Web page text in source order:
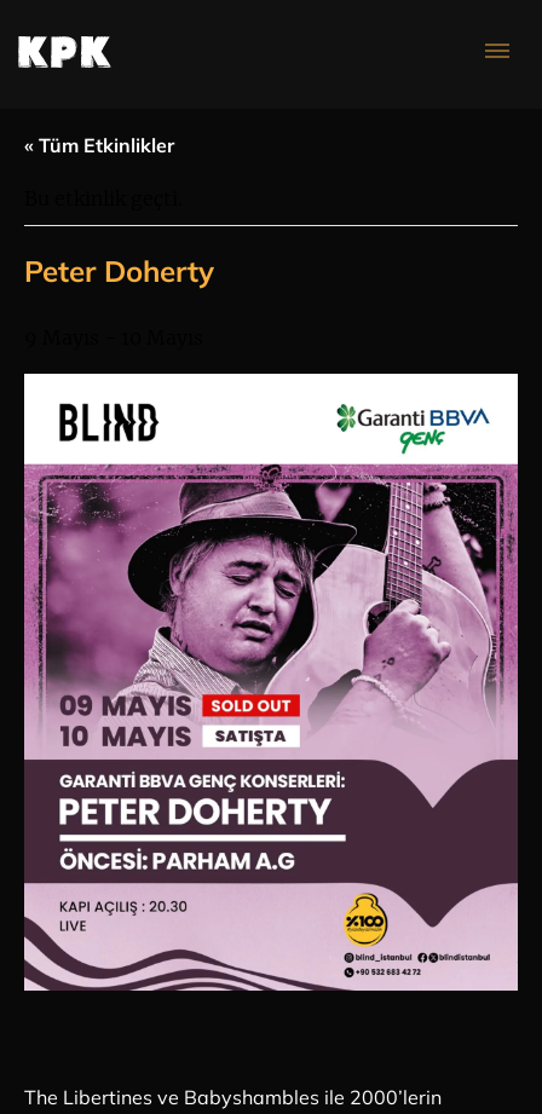
« Tüm Etkinlikler
Peter Doherty
The Libertines ve Babyshambles ile 2000’lerin